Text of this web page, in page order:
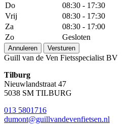
Do
08:30 - 17:30
Vrij
08:30 - 17:30
Za
08:30 - 17:00
Zo
Gesloten
Annuleren Versturen
Guill van de Ven Fietsspecialist BV
Tilburg
Nieuwlandstraat 47
5038 SM TILBURG
013 5801716
dumont@guillvandevenfietsen.nl